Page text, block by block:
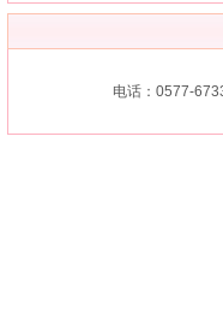
电话：0577-